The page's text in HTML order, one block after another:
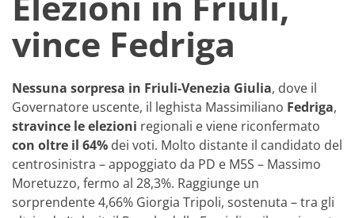
vince Fedriga
Nessuna sorpresa in Friuli-Venezia Giulia, dove il
Governatore uscente, il leghista Massimiliano Fedriga,
stravince le elezioni regionali e viene riconfermato
con oltre il 64% dei voti. Molto distante il candidato del
centrosinistra – appoggiato da PD e M5S – Massimo
Moretuzzo, fermo al 28,3%. Raggiunge un
sorprendente 4,66% Giorgia Tripoli, sostenuta – tra gli